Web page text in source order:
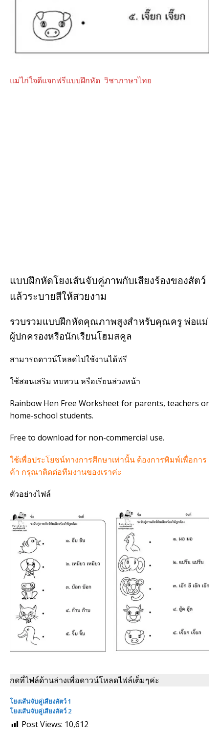
แม่ไก่ใจดีแจกฟรีแบบฝึกหัด วิชาภาษาไทย
แบบฝึกหัดโยงเส้นจับคู่ภาพกับเสียงร้องของสัตว์
แล้วระบายสีให้สวยงาม
รวบรวมแบบฝึกหัดคุณภาพสูงสำหรับคุณครู พ่อแม่
ผู้ปกครองหรือนักเรียนโฮมสคูล
สามารถดาวน์โหลดไปใช้งานได้ฟรี
ใช้สอนเสริม ทบทวน หรือเรียนล่วงหน้า
Rainbow Hen Free Worksheet for parents, teachers or
home-school students.
Free to download for non-commercial use.
ใช้เพื่อประโยชน์ทางการศึกษาเท่านั้น ต้องการพิมพ์เพื่อการ
ค้า กรุณาติดต่อทีมงานของเราค่ะ
ตัวอย่างไฟล์
กดที่ไฟล์ด้านล่างเพื่อดาวน์โหลดไฟล์เต็มๆค่ะ
โยงเส้นจับคู่เสียงสัตว์ 1
โยงเส้นจับคู่เสียงสัตว์ 2
Post Views: 10,612